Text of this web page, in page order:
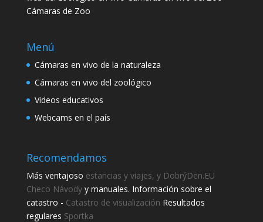
Cámaras de Zoo
Menú
Cámaras en vivo de la naturaleza
Cámaras en vivo del zoológico
Videos educativos
Webcams en el país
Recomendamos
Más ventajoso estancias y viajes, y DobrýDen.EU
Checo Návodyy manuales. Información sobre el
catastro - Catastro de visualización Resultados
regulares Sportka